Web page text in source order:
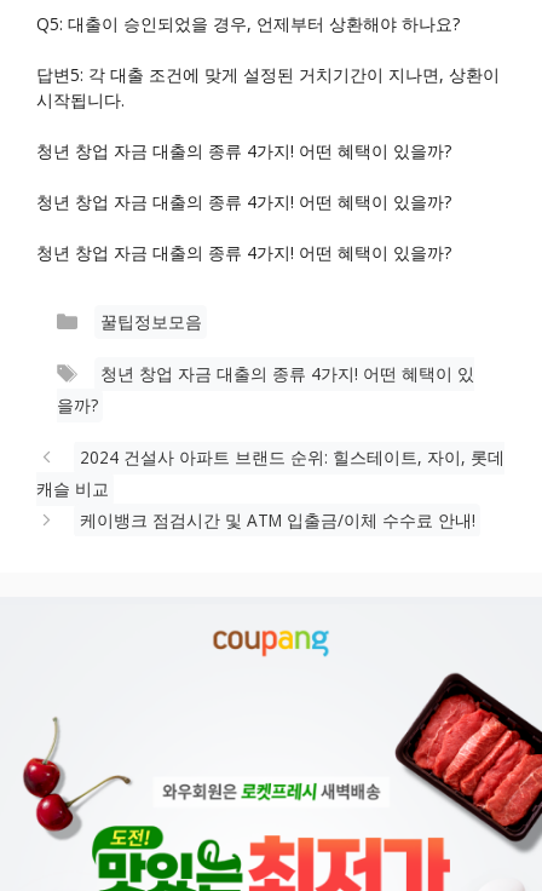
Q5: 대출이 승인되었을 경우, 언제부터 상환해야 하나요?
답변5: 각 대출 조건에 맞게 설정된 거치기간이 지나면, 상환이
시작됩니다.
청년 창업 자금 대출의 종류 4가지! 어떤 혜택이 있을까?
청년 창업 자금 대출의 종류 4가지! 어떤 혜택이 있을까?
청년 창업 자금 대출의 종류 4가지! 어떤 혜택이 있을까?
카
고
리
꿀팁정보모음
태
그
청년 창업 자금 대출의 종류 4가지! 어떤 혜택이 있
을까?
2024 건설사 아파트 브랜드 순위: 힐스테이트, 자이, 롯데
캐슬 비교
케이뱅크 점검시간 및 ATM 입출금/이체 수수료 안내!